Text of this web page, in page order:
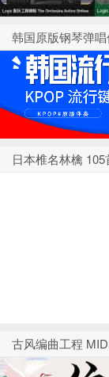
韩国原版钢琴弹
日本椎名林檎
古风编曲工程